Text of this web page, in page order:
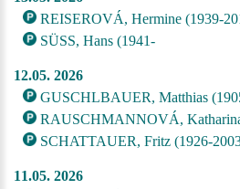
REISEROVÁ, Hermine (1939-
SÜSS, Hans (1941-
12.05. 2026
GUSCHLBAUER, Matthias
RAUSCHMANNOVÁ,
SCHATTAUER, Fritz (1926-
11.05. 2026